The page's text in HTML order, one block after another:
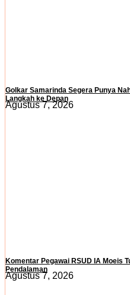
Golkar Samarinda Segera Punya
Langkah ke Depan
Agustus 7, 2026
Komentar Pegawai RSUD IA Moeis
Pendalaman
Agustus 7, 2026